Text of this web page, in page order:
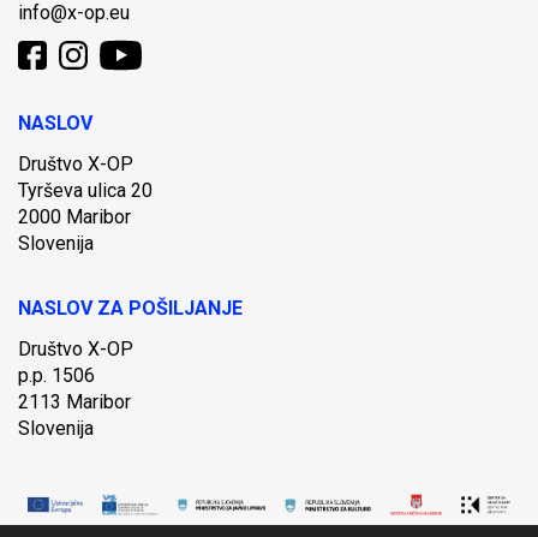
info@x-op.eu
NASLOV
Društvo X-OP
Tyrševa ulica 20
2000 Maribor
Slovenija
NASLOV ZA POŠILJANJE
Društvo X-OP
p.p. 1506
2113 Maribor
Slovenija